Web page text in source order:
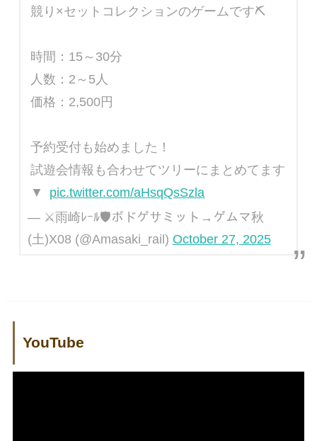
競り×セットコレクションのゲームです⛏️
時間：15～30分
人数：2～5人
価格：2,500円
予約受付も始めました！
試遊会情報も合わせてツリーにまとめてます
▼
pic.twitter.com/aHsqQsSzla
— ⚔️雨崎ﾚｰﾙ🛡ボドゲサミット→ゲムマ秋
(土)X08 (@Amasaki_rail) October 27, 2025
YouTube